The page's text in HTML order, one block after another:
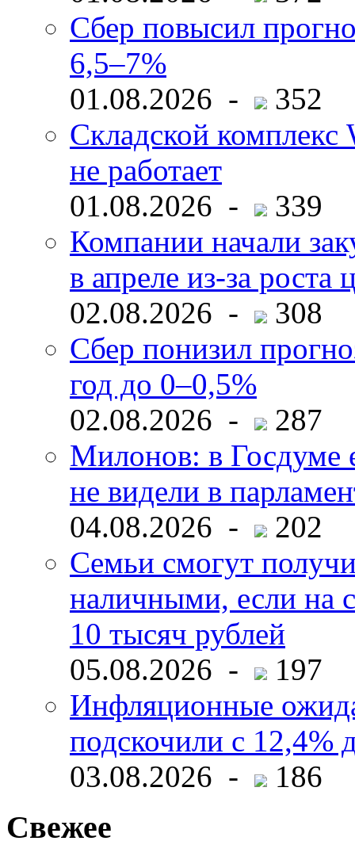
Сбер повысил
6,5–7%
01.08.2026 -
352
Складской комплекс
не работает
01.08.2026 -
339
Компании начали
в апреле из-за роста
02.08.2026 -
308
Сбер понизил
год до 0–0,5%
02.08.2026 -
287
Милонов: в Госдуме
не видели в
04.08.2026 -
202
Семьи смогут
наличными, если на
10 тысяч рублей
05.08.2026 -
197
Инфляционные
подскочили с 12,4%
03.08.2026 -
186
Свежее